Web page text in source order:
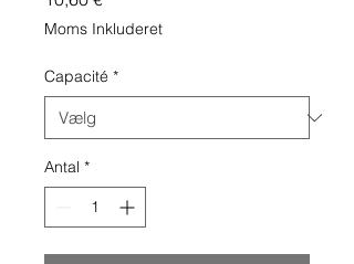
Moms Inkluderet
Capacité *
Antal *